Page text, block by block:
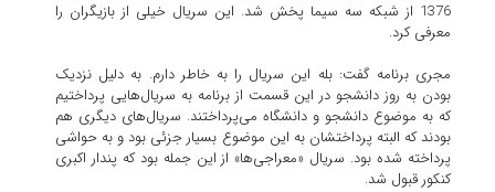
1376 از شبکه سه سیما پخش شد. این سریال خیلی از بازیگران را
معرفی کرد.
مجری برنامه گفت: بله این سریال را به خاطر دارم. به دلیل نزدیک
بودن به روز دانشجو در این قسمت از برنامه به سریال‌هایی پرداختیم
که به موضوع دانشجو و دانشگاه می‌پرداختند. سریال‌های دیگری هم
بودند که البته پرداختشان به این موضوع بسیار جزئی بود و به حواشی
پرداخته شده بود. سریال «معراجی‌ها» از این جمله بود که پندار اکبری
کنکور قبول شد.